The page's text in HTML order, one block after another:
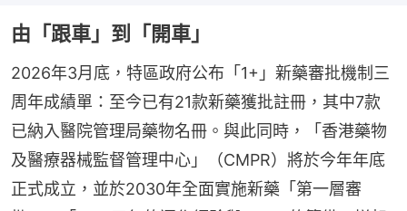
由「跟車」到「開車」
2026年3月底，特區政府公布「1+」新藥審批機制三
周年成績單：至今已有21款新藥獲批註冊，其中7款
已納入醫院管理局藥物名冊。與此同時，「香港藥物
及醫療器械監督管理中心」（CMPR）將於今年年底
正式成立，並於2030年全面實施新藥「第一層審